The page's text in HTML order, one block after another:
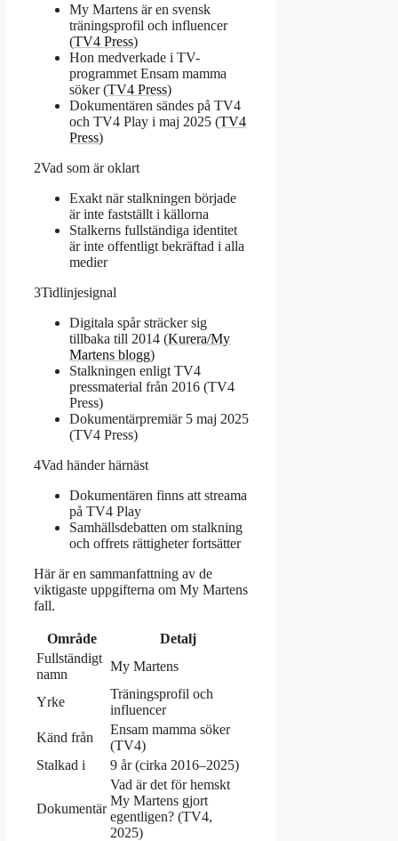
My Martens är en svensk
träningsprofil och influencer
(TV4 Press)
Hon medverkade i TV-
programmet Ensam mamma
söker (TV4 Press)
Dokumentären sändes på TV4
och TV4 Play i maj 2025 (TV4
Press)
2Vad som är oklart
Exakt när stalkningen började
är inte fastställt i källorna
Stalkerns fullständiga identitet
är inte offentligt bekräftad i alla
medier
3Tidlinjesignal
Digitala spår sträcker sig
tillbaka till 2014 (Kurera/My
Martens blogg)
Stalkningen enligt TV4
pressmaterial från 2016 (TV4
Press)
Dokumentärpremiär 5 maj 2025
(TV4 Press)
4Vad händer härnäst
Dokumentären finns att streama
på TV4 Play
Samhällsdebatten om stalkning
och offrets rättigheter fortsätter
Här är en sammanfattning av de
viktigaste uppgifterna om My Martens
fall.
Område
Detalj
Fullständigt
namn
My Martens
Yrke
Träningsprofil och
influencer
Känd från
Ensam mamma söker
(TV4)
Stalkad i
9 år (cirka 2016–2025)
Dokumentär
Vad är det för hemskt
My Martens gjort
egentligen? (TV4,
2025)